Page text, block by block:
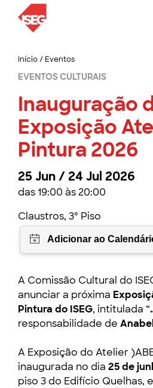
Início/ Eventos
EVENTOS CULTURAIS
Inauguração
Exposição
Pintura 2026
25 Jun / 24 Jul 2026
das 19:00 às 20:00
Claustros, 3º Piso
A Comissão Cultural do
anunciar a próxima
Pintura do ISEG, intitulada “
responsabilidade de
A Exposição do Atelier
inaugurada no dia 25 de
piso 3 do Edifício Quelhas,